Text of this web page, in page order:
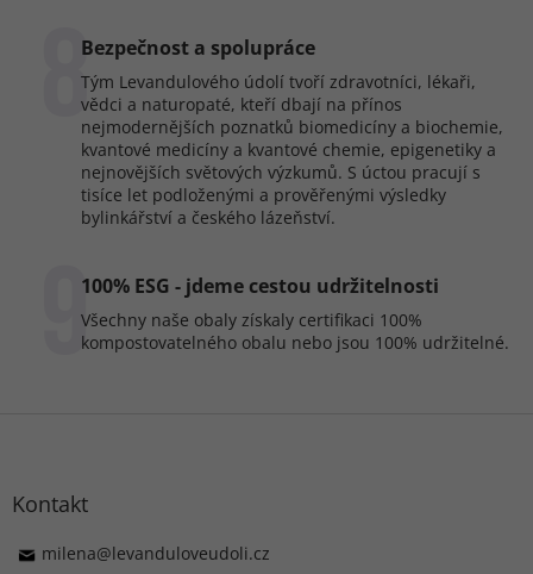
8
Bezpečnost a spolupráce
Tým Levandulového údolí tvoří zdravotníci, lékaři,
vědci a naturopaté, kteří dbají na přínos
nejmodernějších poznatků biomedicíny a biochemie,
kvantové medicíny a kvantové chemie, epigenetiky a
nejnovějších světových výzkumů. S úctou pracují s
tisíce let podloženými a prověřenými výsledky
bylinkářství a českého lázeňství.
9
100% ESG - jdeme cestou udržitelnosti
Všechny naše obaly získaly certifikaci 100%
kompostovatelného obalu nebo jsou 100% udržitelné.
Kontakt
milena@levanduloveudoli.cz